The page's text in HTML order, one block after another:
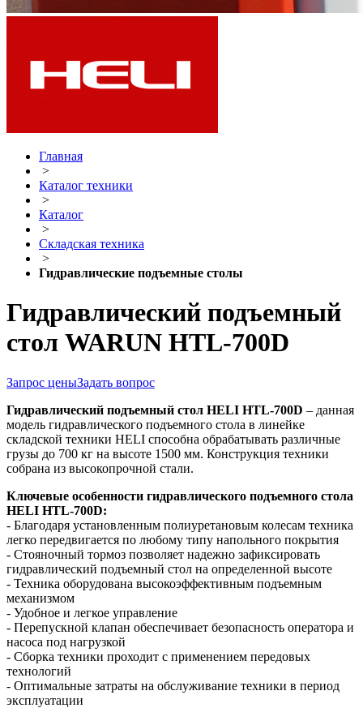
Главная
>
Каталог техники
>
Каталог
>
Складская техника
>
Гидравлические подъемные столы
Гидравлический подъемный
стол WARUN HTL-700D
Запрос ценыЗадать вопрос
Гидравлический подъемный стол HELI HTL-700D – данная
модель гидравлического подъемного стола в линейке
складской техники HELI способна обрабатывать различные
грузы до 700 кг на высоте 1500 мм. Конструкция техники
собрана из высокопрочной стали.
Ключевые особенности гидравлического подъемного стола
HELI HTL-700D:
- Благодаря установленным полиуретановым колесам техника
легко передвигается по любому типу напольного покрытия
- Стояночный тормоз позволяет надежно зафиксировать
гидравлический подъемный стол на определенной высоте
- Техника оборудована высокоэффективным подъемным
механизмом
- Удобное и легкое управление
- Перепускной клапан обеспечивает безопасность оператора и
насоса под нагрузкой
- Сборка техники проходит с применением передовых
технологий
- Оптимальные затраты на обслуживание техники в период
эксплуатации